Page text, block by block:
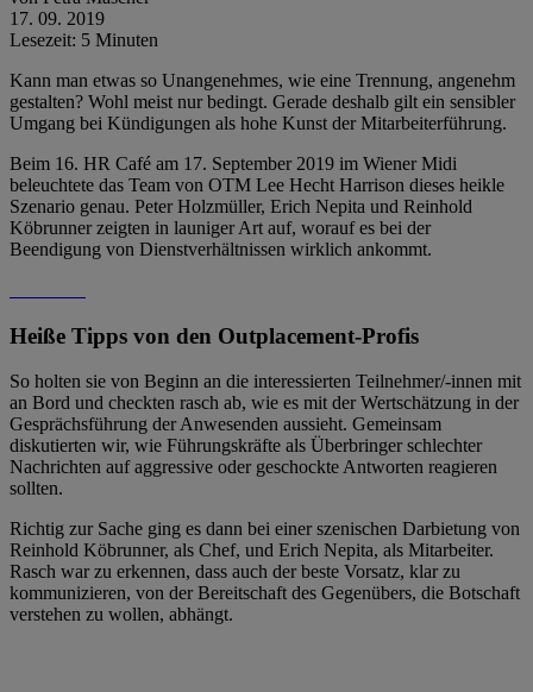
17. 09. 2019
Lesezeit: 5 Minuten
Kann man etwas so Unangenehmes, wie eine Trennung, angenehm
gestalten? Wohl meist nur bedingt. Gerade deshalb gilt ein sensibler
Umgang bei Kündigungen als hohe Kunst der Mitarbeiterführung.
Beim 16. HR Café am 17. September 2019 im Wiener Midi
beleuchtete das Team von OTM Lee Hecht Harrison dieses heikle
Szenario genau. Peter Holzmüller, Erich Nepita und Reinhold
Köbrunner zeigten in launiger Art auf, worauf es bei der
Beendigung von Dienstverhältnissen wirklich ankommt.
Heiße Tipps von den Outplacement-Profis
So holten sie von Beginn an die interessierten Teilnehmer/-innen mit
an Bord und checkten rasch ab, wie es mit der Wertschätzung in der
Gesprächsführung der Anwesenden aussieht. Gemeinsam
diskutierten wir, wie Führungskräfte als Überbringer schlechter
Nachrichten auf aggressive oder geschockte Antworten reagieren
sollten.
Richtig zur Sache ging es dann bei einer szenischen Darbietung von
Reinhold Köbrunner, als Chef, und Erich Nepita, als Mitarbeiter.
Rasch war zu erkennen, dass auch der beste Vorsatz, klar zu
kommunizieren, von der Bereitschaft des Gegenübers, die Botschaft
verstehen zu wollen, abhängt.